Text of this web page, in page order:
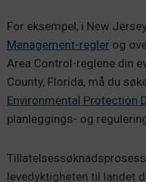
For eksempel, i New
Management-regler og
Area Control-reglene din
County, Florida, må du
Environmental Protection
planleggings- og
levedyktigheten til landet